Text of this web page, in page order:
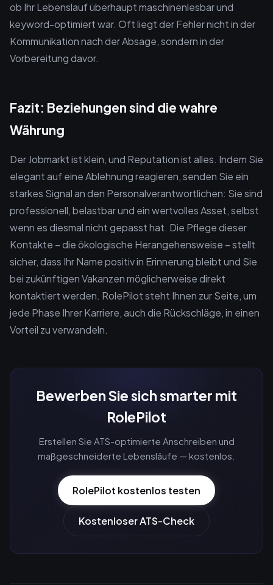
ob Ihr Lebenslauf überhaupt maschinenlesbar und
keyword-optimiert war. Oft liegt der Fehler nicht in der
Kommunikation nach der Absage, sondern in der
Vorbereitung davor.
Fazit: Beziehungen sind die wahre
Währung
Der Jobmarkt ist klein, und Reputation ist alles. Indem Sie
elegant auf eine Ablehnung reagieren, senden Sie ein
starkes Signal an den Personalverantwortlichen: Sie sind
professionell, belastbar und ein wertvolles Asset, selbst
wenn es diesmal nicht gepasst hat. Die Pflege dieser
Kontakte – die ökologische Herangehensweise – stellt
sicher, dass Ihr Name positiv in Erinnerung bleibt und Sie
bei zukünftigen Vakanzen möglicherweise direkt
kontaktiert werden. RolePilot steht Ihnen zur Seite, um
jede Phase Ihrer Karriere, auch die Rückschläge, in einen
Vorteil zu verwandeln.
Bewerben Sie sich smarter mit
RolePilot
Erstellen Sie ATS-optimierte Anschreiben und
maßgeschneiderte Lebensläufe — kostenlos.
RolePilot kostenlos testen
Kostenloser ATS-Check